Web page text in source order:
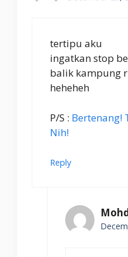
tertipu aku
ingatkan stop
balik kampung
heheheh
P/S : Bertenang!
Nih!
Reply